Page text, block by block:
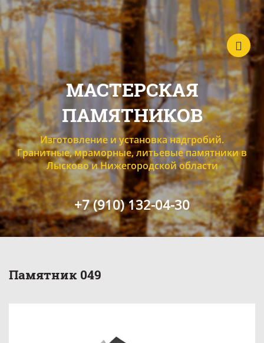
МАСТЕРСКАЯ
ПАМЯТНИКОВ
Изготовление и установка надгробий.
Гранитные, мраморные, литьевые памятники в
Лысково и Нижегородской области
+7 (910) 132-04-30
Памятник 049